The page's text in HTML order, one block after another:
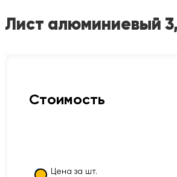
Лист алюминиевый
Стоимость
Цена за шт.